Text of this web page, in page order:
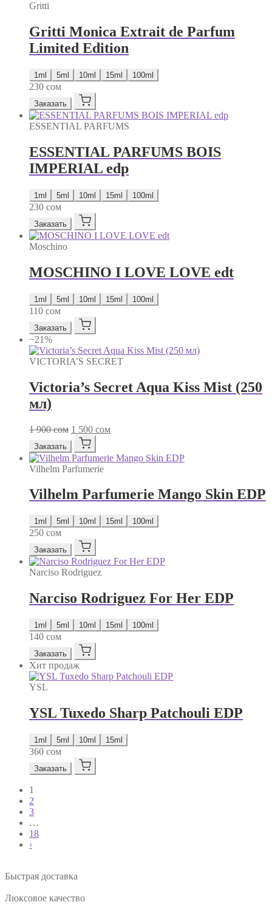
Gritti
Gritti Monica Extrait de Parfum
Limited Edition
1ml 5ml 10ml 15ml 100ml
230 сом
Заказать
ESSENTIAL PARFUMS
ESSENTIAL PARFUMS BOIS
IMPERIAL edp
1ml 5ml 10ml 15ml 100ml
230 сом
Заказать
Moschino
MOSCHINO I LOVE LOVE edt
1ml 5ml 10ml 15ml 100ml
110 сом
Заказать
−21%
VICTORIA’S SECRET
Victoria’s Secret Aqua Kiss Mist (250
мл)
1 900сом Первоначальная
цена
составляла
1
900 сом.
1 500 сомТекущая
500 сом.
Заказать
Vilhelm Parfumerie
Vilhelm Parfumerie Mango Skin EDP
1ml 5ml 10ml 15ml 100ml
250 сом
Заказать
Narciso Rodriguez
Narciso Rodriguez For Her EDP
1ml 5ml 10ml 15ml 100ml
140 сом
Заказать
Хит продаж
YSL
YSL Tuxedo Sharp Patchouli EDP
1ml 5ml 10ml 15ml
360 сом
Заказать
1
2
3
…
18
›
Быстрая доставка
Люксовое качество